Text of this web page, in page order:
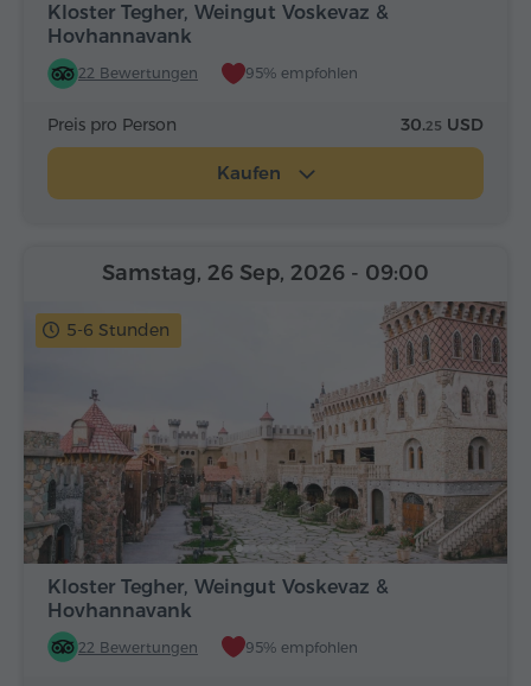
Kloster Tegher, Weingut Voskevaz &
Hovhannavank
22 Bewertungen 95% empfohlen
Preis pro Person 30.25 USD
Kaufen
5-6 Stunden
Kloster Tegher, Weingut Voskevaz &
Hovhannavank
22 Bewertungen 95% empfohlen
Samstag, 26 Sep, 2026 - 09:00